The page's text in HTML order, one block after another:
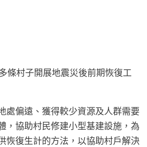
條村子開展地震災後前期恢復工
處偏遠、獲得較少資源及人群需要
，協助村民修建小型基建設施，為
恢復生計的方法，以協助村戶解決